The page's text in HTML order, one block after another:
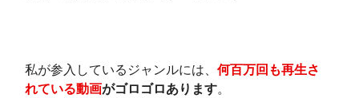
私が参入しているジャンルには、 何百万回も再生さ
れている動画がゴロゴロあります。